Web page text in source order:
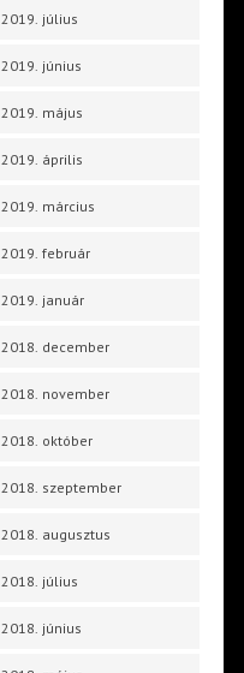
2019. július
2019. június
2019. május
2019. április
2019. március
2019. február
2019. január
2018. december
2018. november
2018. október
2018. szeptember
2018. augusztus
2018. július
2018. június